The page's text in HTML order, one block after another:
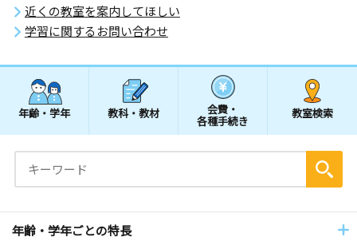
近くの教室を案内してほしい
学習に関するお問い合わせ
年齢・学年 教科・教材 会費・
各種手続き
教室検索
年齢・学年ごとの特長